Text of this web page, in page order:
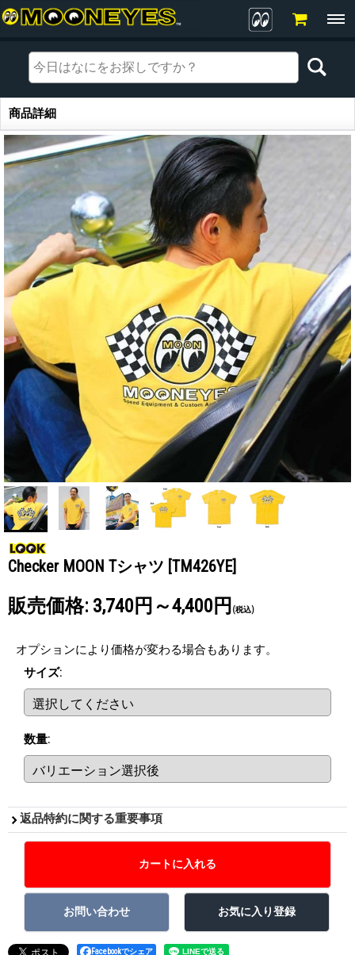
商品詳細
商品詳細
Checker MOON Tシャツ [TM426YE]
販売価格: 3,740円～4,400円 (税込)
オプションにより価格が変わる場合もあります。
サイズ:
数量:
返品特約に関する重要事項
Facebookでシェア